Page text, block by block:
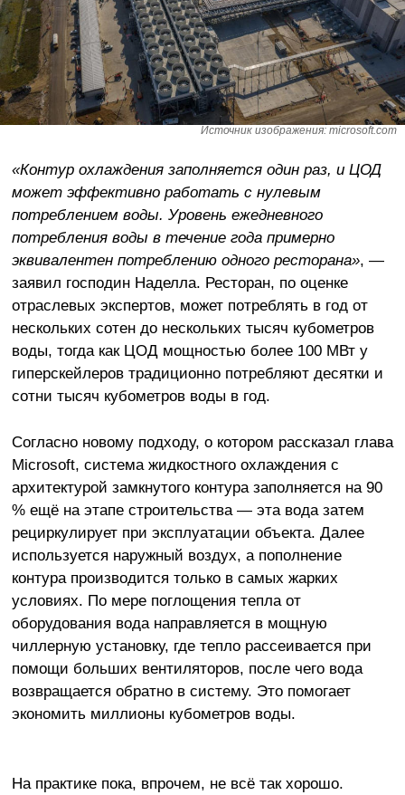
Источник изображения: microsoft.com
«Контур охлаждения заполняется один раз, и ЦОД
может эффективно работать с нулевым
потреблением воды. Уровень ежедневного
потребления воды в течение года примерно
эквивалентен потреблению одного ресторана», —
заявил господин Наделла. Ресторан, по оценке
отраслевых экспертов, может потреблять в год от
нескольких сотен до нескольких тысяч кубометров
воды, тогда как ЦОД мощностью более 100 МВт у
гиперскейлеров традиционно потребляют десятки и
сотни тысяч кубометров воды в год.
Согласно новому подходу, о котором рассказал глава
Microsoft, система жидкостного охлаждения с
архитектурой замкнутого контура заполняется на 90
% ещё на этапе строительства — эта вода затем
рециркулирует при эксплуатации объекта. Далее
используется наружный воздух, а пополнение
контура производится только в самых жарких
условиях. По мере поглощения тепла от
оборудования вода направляется в мощную
чиллерную установку, где тепло рассеивается при
помощи больших вентиляторов, после чего вода
возвращается обратно в систему. Это помогает
экономить миллионы кубометров воды.
На практике пока, впрочем, не всё так хорошо.